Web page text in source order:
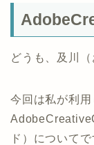
どうも、及川（
今回は私が利
ド）についてで